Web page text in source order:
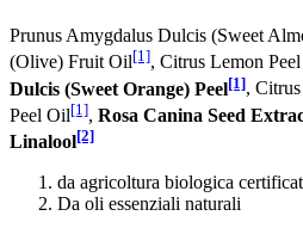
Prunus Amygdalus Dulcis (Sweet
(Olive) Fruit Oil[1], Citrus Lemon
Dulcis (Sweet Orange) Peel[1],
Peel Oil[1], Rosa Canina Seed
Linalool[2]
da agricoltura biologica
Da oli essenziali naturali